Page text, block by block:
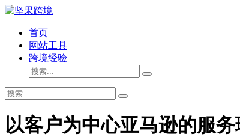
首页
网站工具
跨境经验
以客户为中心亚马逊的服